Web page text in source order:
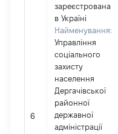
6
зареєстрована
в Україні
Найменування:
Управління
соціального
захисту
населення
Дергачівської
районної
державної
адміністрації